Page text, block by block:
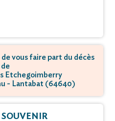
vous faire part du décès
de
Etchegoimberry
- Lantabat (64640)